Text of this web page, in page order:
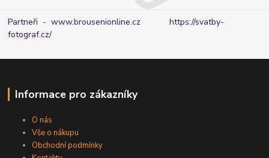
Partneři - www.brousenionline.czhttps://svatby-
fotograf.cz/
Informace pro zákazníky
O nás
Vše o nákupu
Obchodní podmínky